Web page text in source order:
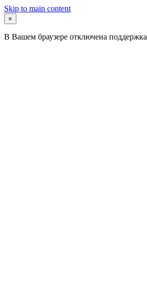
Skip to main content
×
В Вашем браузере отключена поддержка